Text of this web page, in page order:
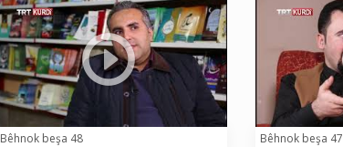
Bêhnok beşa 48 Bêhnok beşa 47